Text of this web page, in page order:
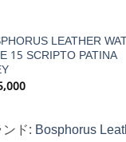
LEATHER
15 SCRIPTO PATINA
ド: Bosphorus